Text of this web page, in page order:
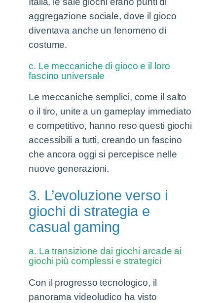
aggregazione sociale, dove il gioco
diventava anche un fenomeno di
costume.
c. Le meccaniche di gioco e il loro
fascino universale
Le meccaniche semplici, come il salto
o il tiro, unite a un gameplay immediato
e competitivo, hanno reso questi giochi
accessibili a tutti, creando un fascino
che ancora oggi si percepisce nelle
nuove generazioni.
3. L’evoluzione verso i
giochi di strategia e
casual gaming
a. La transizione dai giochi arcade ai
giochi più complessi e strategici
Con il progresso tecnologico, il
panorama videoludico ha visto